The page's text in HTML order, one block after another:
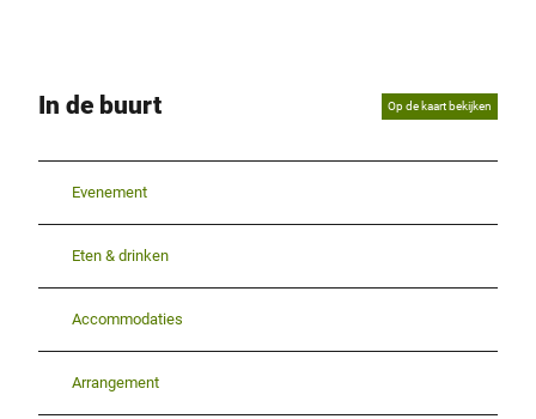
In de buurt Op de kaart bekijken
Evenement
Eten & drinken
Accommodaties
Arrangement